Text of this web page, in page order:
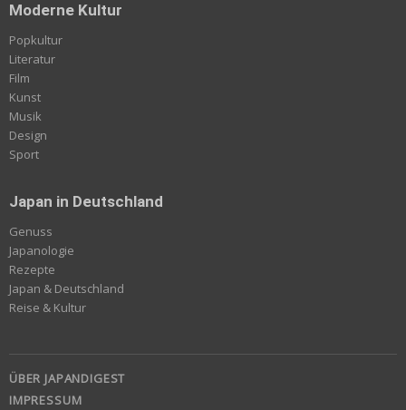
Moderne Kultur
Popkultur
Literatur
Film
Kunst
Musik
Design
Sport
Japan in Deutschland
Genuss
Japanologie
Rezepte
Japan & Deutschland
Reise & Kultur
ÜBER JAPANDIGEST
IMPRESSUM